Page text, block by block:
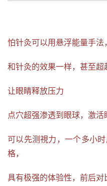
怕针灸可以用悬浮能量手法
和针灸的效果一样，甚至超
让眼睛释放压力
点穴超强渗透到眼球，激活
可以先测視力，一个多小
格，
具有极强的体验性，前后对